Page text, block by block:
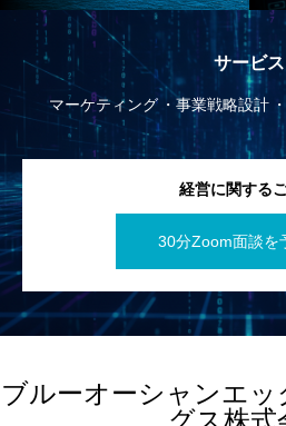
サービス
マーケティング 事業戦略設計
経営に関する
30分Zoom面談を
ブルーオーシャンエ
グス株式